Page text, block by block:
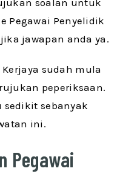
Pegawai Penyelidik
jika jawapan anda ya.
sudah mula
peperiksaan.
sebanyak
ini.
Pegawai